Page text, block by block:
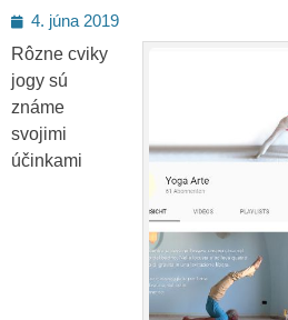
Posted
on
4. júna 2019
Rôzne cviky
jogy sú
známe
svojimi
účinkami